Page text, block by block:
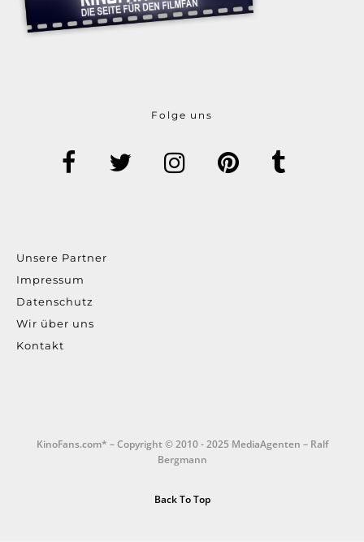
Folge uns
Unsere Partner
Impressum
Datenschutz
Wir über uns
Kontakt
KinoFans.com* – Copyright © 2010 - 2025 MediaAgenten – Ralf
Bergmann
Back To Top